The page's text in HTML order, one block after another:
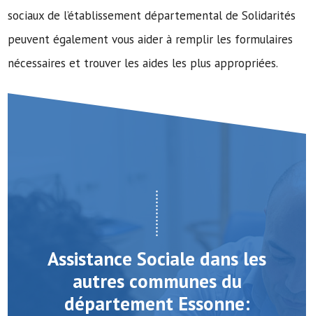
sociaux de l’établissement départemental de Solidarités
peuvent également vous aider à remplir les formulaires
nécessaires et trouver les aides les plus appropriées.
Assistance Sociale dans les
autres communes du
département Essonne: